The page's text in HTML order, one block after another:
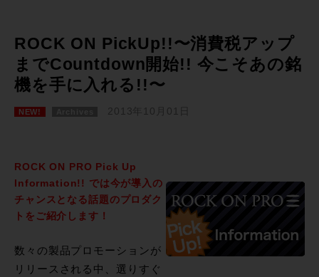
ROCK ON PickUp!!〜消費税アップ
までCountdown開始!! 今こそあの銘
機を手に入れる!!〜
NEW! 2013年10月01日
ROCK ON PRO Pick Up
Information!! では今が導入の
チャンスとなる話題のプロダク
トをご紹介します！
数々の製品プロモーションが
リリースされる中、選りすぐ